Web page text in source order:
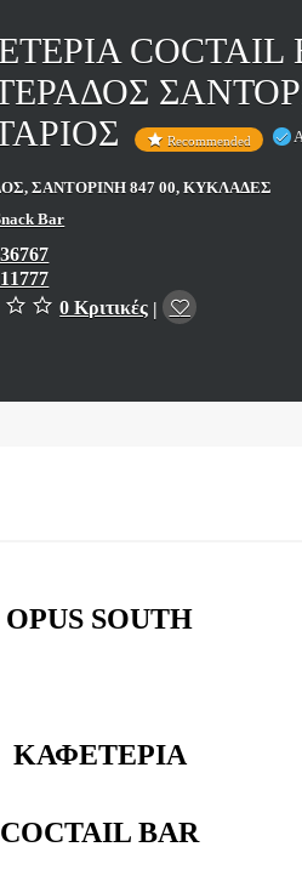
COCTAIL
Recommended
ΣΑΝΤΟΡΙΝΗ 847 00, ΚΥΚΛΑΔΕΣ
Bar
0 Κριτικές |
OPUS SOUTH
ΚΑΦΕΤΕΡΙΑ
COCTAIL BAR